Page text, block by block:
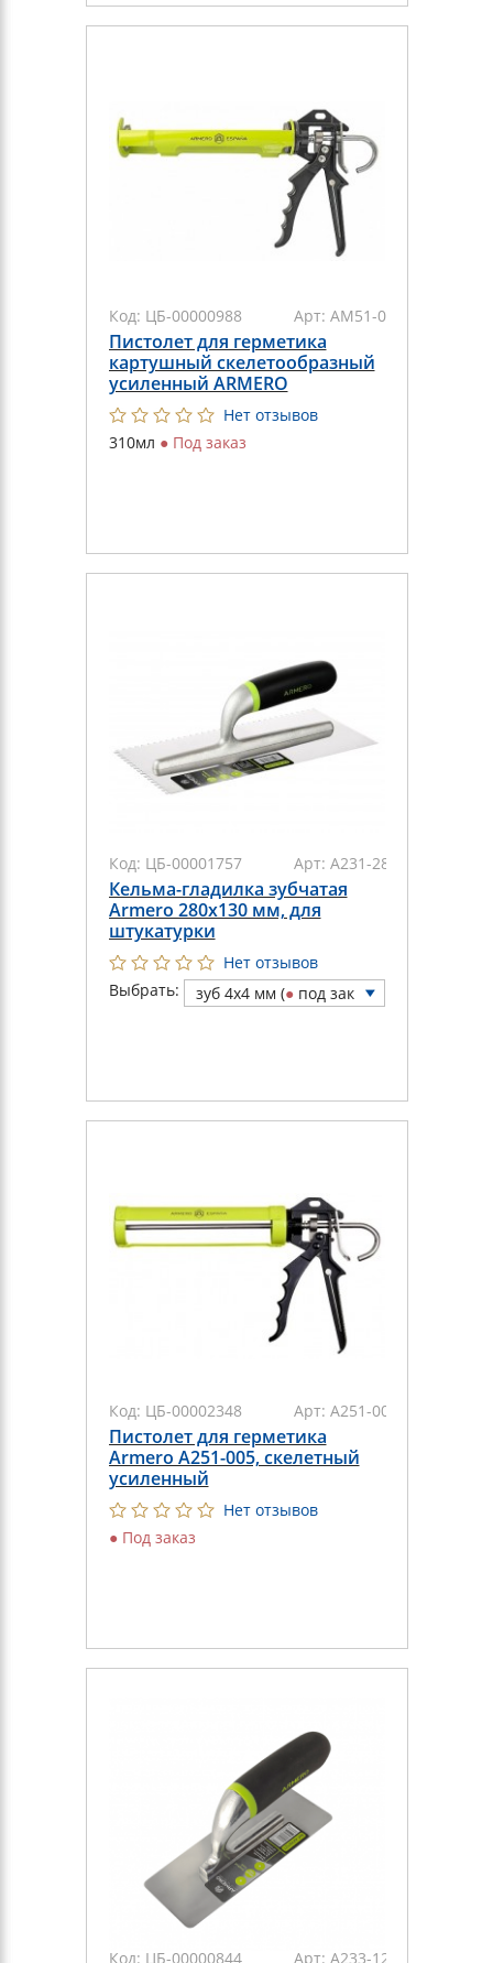
Код: ЦБ-00000988 Арт: АМ51-005
Пистолет для герметика
картушный скелетообразный
усиленный ARMERO
Нет отзывов
310мл ● Под заказ
Код: ЦБ-00001757 Арт: А231-284/АМ12-284
Кельма-гладилка зубчатая
Armero 280х130 мм, для
штукатурки
Нет отзывов
Выбрать:
зуб 4х4 мм (●под зак
Код: ЦБ-00002348 Арт: A251-005
Пистолет для герметика
Armero A251-005, скелетный
усиленный
Нет отзывов
● Под заказ
Код: ЦБ-00000844 Арт: А233-121